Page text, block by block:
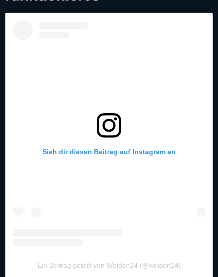
Sieh dir diesen Beitrag auf Instagram an
Ein Beitrag geteilt von Weiden24 (@weiden24)